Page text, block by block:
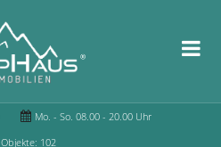
Mo. - So. 08.00 - 20.00 Uhr
Objekte: 102